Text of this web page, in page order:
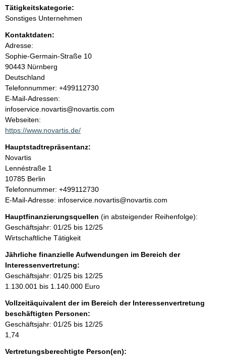
n
i
n
h
a
l
t
Tätigkeitskategorie:
Sonstiges Unternehmen
Kontaktdaten:
Adresse:
Sophie-Germain-Straße 10
90443 Nürnberg
Deutschland
K
o
n
t
a
t
i
n
f
o
r
m
a
t
o
n
e
n
:
Telefonnummer: +499112730
E-Mail-Adressen:
infoservice.novartis@novartis.com
Webseiten:
https://www.novartis.de/
Hauptstadtrepräsentanz:
A
d
r
e
s
e
Novartis
Lennéstraße 1
10785 Berlin
K
o
t
a
k
t
i
n
f
r
m
a
t
i
Telefonnummer: +499112730
E-Mail-Adresse: infoservice.novartis@novartis.com
Hauptfinanzierungsquellen (in absteigender Reihenfolge):
Geschäftsjahr: 01/25 bis 12/25
Wirtschaftliche Tätigkeit
Jährliche finanzielle Aufwendungen im Bereich der
Interessenvertretung:
Geschäftsjahr: 01/25 bis 12/25
1.130.001 bis 1.140.000 Euro
Vollzeitäquivalent der im Bereich der Interessenvertretung
beschäftigten Personen:
Geschäftsjahr: 01/25 bis 12/25
1,74
Vertretungsberechtigte Person(en):